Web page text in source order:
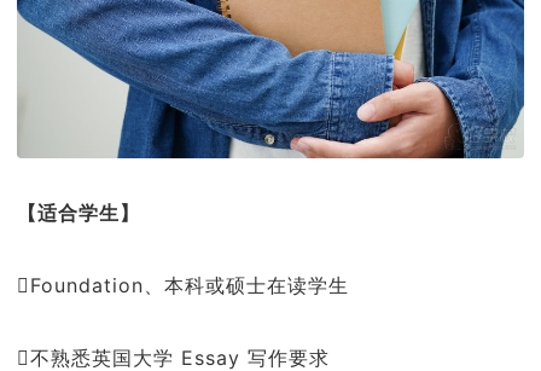
【适合学生】
Foundation、本科或硕士在读学生
不熟悉英国大学 Essay 写作要求